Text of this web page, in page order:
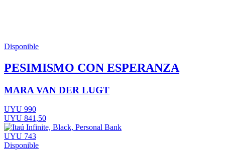
Disponible
PESIMISMO CON ESPERANZA
MARA VAN DER LUGT
UYU 990
UYU 841,50
UYU 743
Disponible